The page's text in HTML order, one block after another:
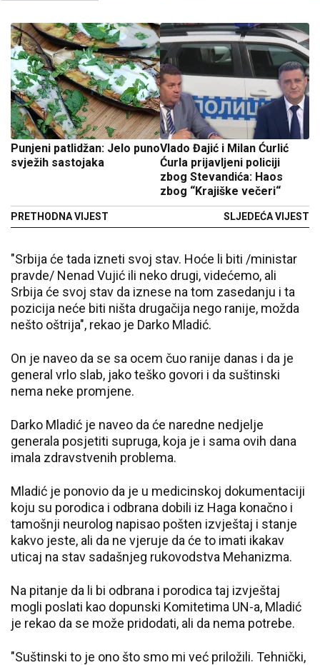
Punjeni patlidžan: Jelo puno
svježih sastojaka
PRETHODNA VIJEST
Vlado Đajić i Milan Ćurlić
Ćurla prijavljeni policiji
zbog Stevandića: Haos
zbog “Krajiške večeri“
SLJEDEĆA VIJEST
"Srbija će tada izneti svoj stav. Hoće li biti /ministar
pravde/ Nenad Vujić ili neko drugi, videćemo, ali
Srbija će svoj stav da iznese na tom zasedanju i ta
pozicija neće biti ništa drugačija nego ranije, možda
nešto oštrija", rekao je Darko Mladić.
On je naveo da se sa ocem čuo ranije danas i da je
general vrlo slab, jako teško govori i da suštinski
nema neke promjene.
Darko Mladić je naveo da će naredne nedjelje
generala posjetiti supruga, koja je i sama ovih dana
imala zdravstvenih problema.
Mladić je ponovio da je u medicinskoj dokumentaciji
koju su porodica i odbrana dobili iz Haga konačno i
tamošnji neurolog napisao pošten izvještaj i stanje
kakvo jeste, ali da ne vjeruje da će to imati ikakav
uticaj na stav sadašnjeg rukovodstva Mehanizma.
Na pitanje da li bi odbrana i porodica taj izvještaj
mogli poslati kao dopunski Komitetima UN-a, Mladić
je rekao da se može pridodati, ali da nema potrebe.
"Suštinski to je ono što smo mi već priložili. Tehnički,